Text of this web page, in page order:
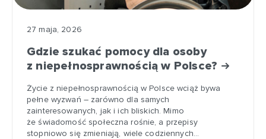
27 maja, 2026
Gdzie szukać pomocy dla osoby
z niepełnosprawnością w Polsce?
Życie z niepełnosprawnością w Polsce wciąż bywa
pełne wyzwań – zarówno dla samych
zainteresowanych, jak i ich bliskich. Mimo
że świadomość społeczna rośnie, a przepisy
stopniowo się zmieniają, wiele codziennych…